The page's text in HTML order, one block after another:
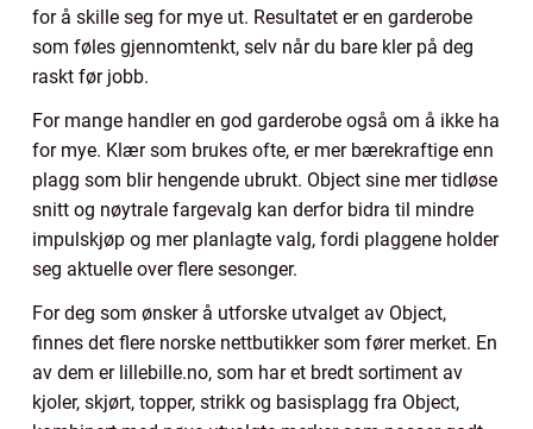
for å skille seg for mye ut. Resultatet er en garderobe
som føles gjennomtenkt, selv når du bare kler på deg
raskt før jobb.
For mange handler en god garderobe også om å ikke ha
for mye. Klær som brukes ofte, er mer bærekraftige enn
plagg som blir hengende ubrukt. Object sine mer tidløse
snitt og nøytrale fargevalg kan derfor bidra til mindre
impulskjøp og mer planlagte valg, fordi plaggene holder
seg aktuelle over flere sesonger.
For deg som ønsker å utforske utvalget av Object,
finnes det flere norske nettbutikker som fører merket. En
av dem er lillebille.no, som har et bredt sortiment av
kjoler, skjørt, topper, strikk og basisplagg fra Object,